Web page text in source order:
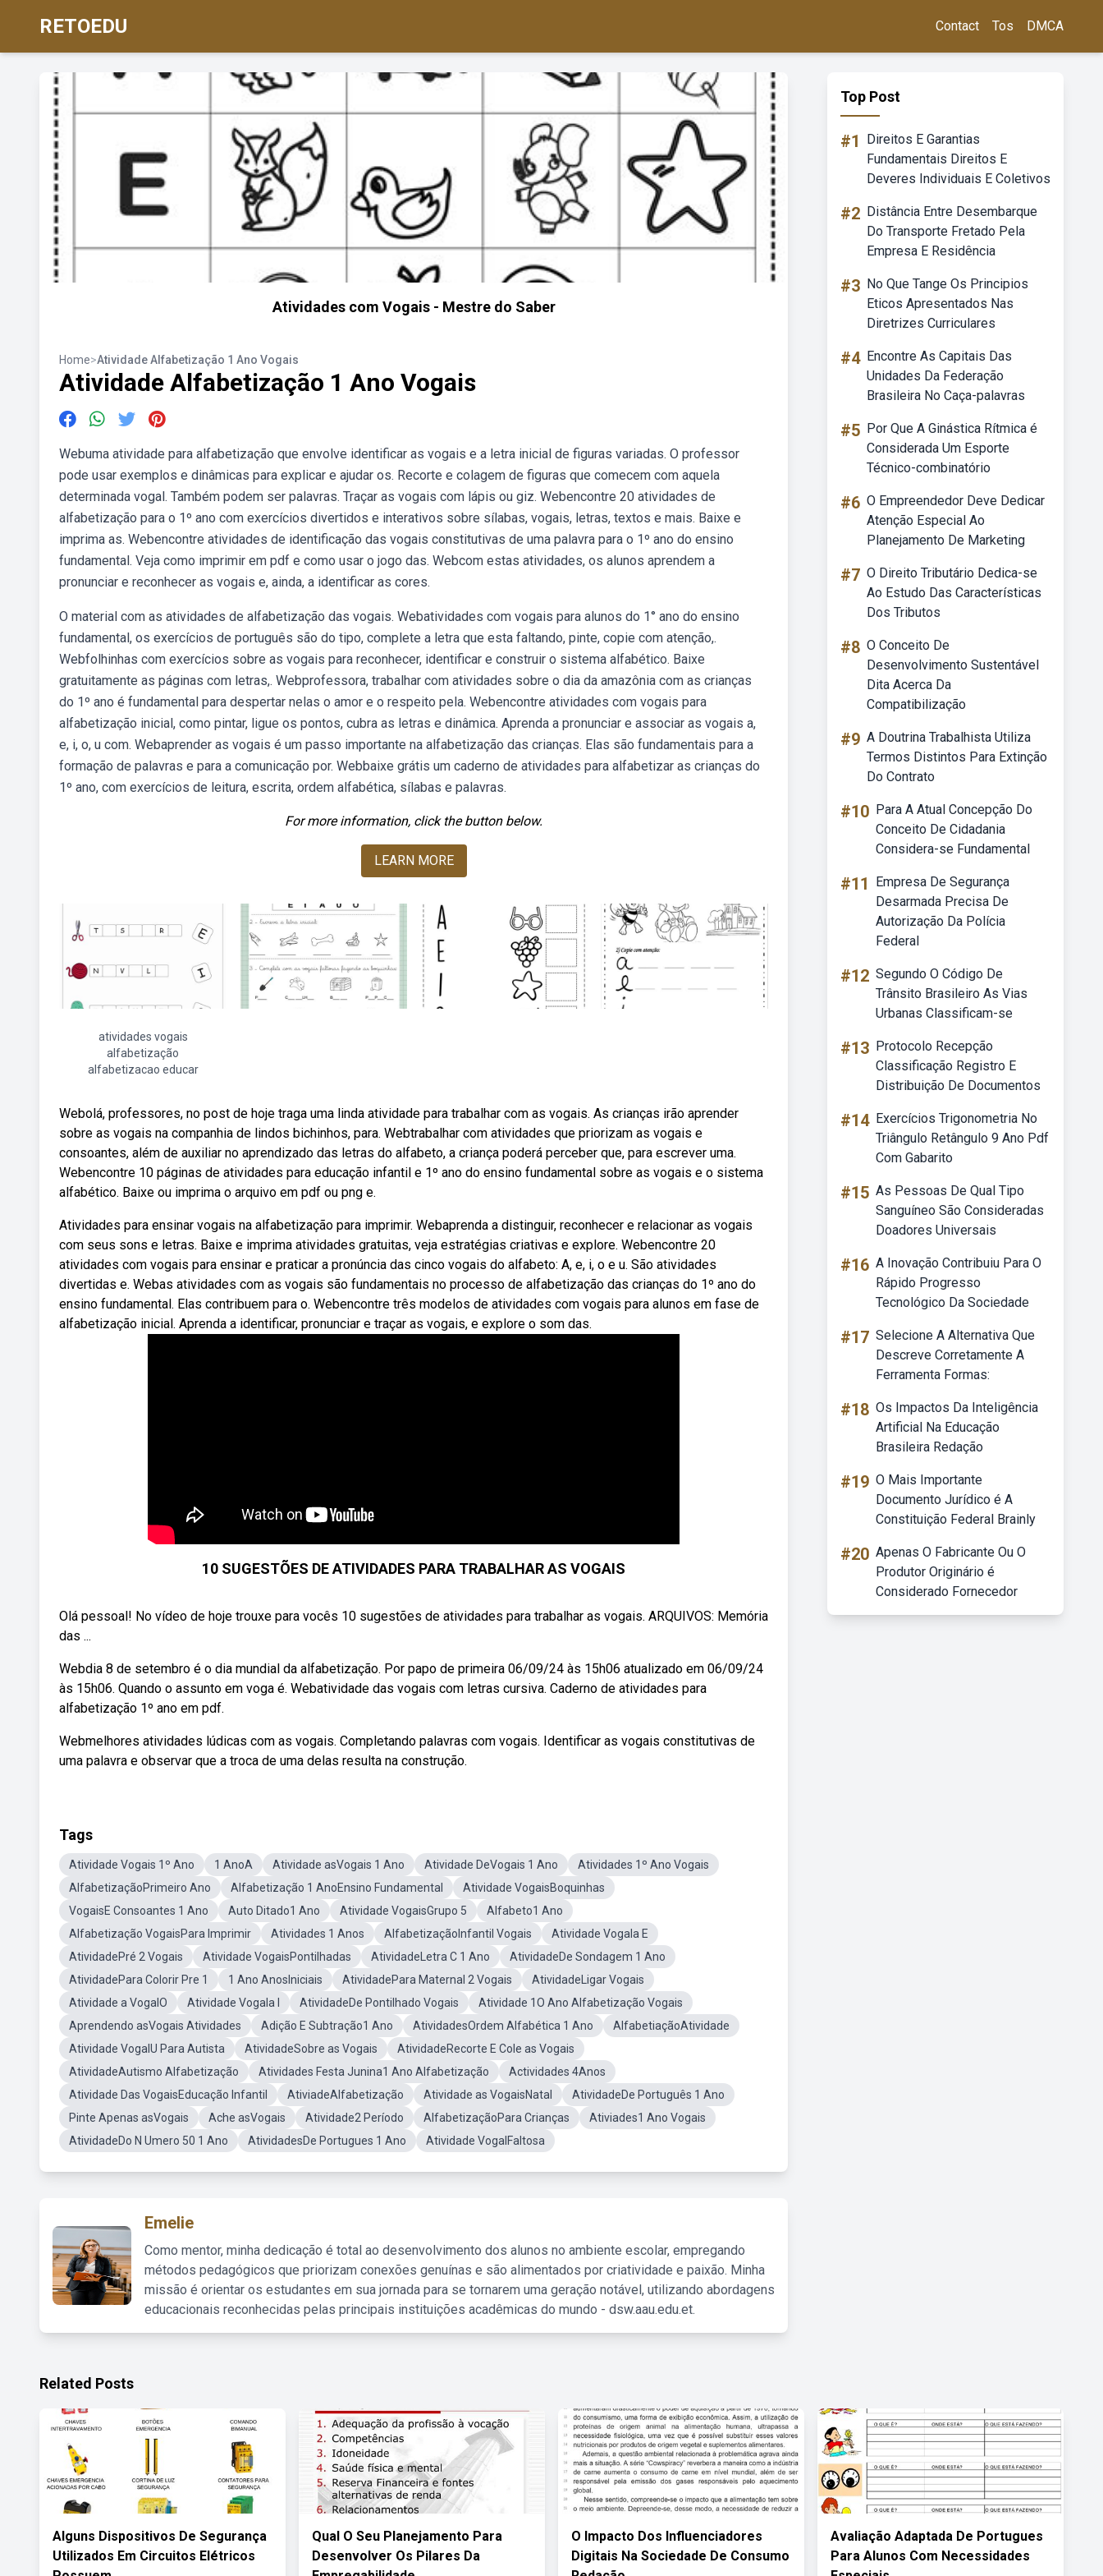
RETOEDU Contact Tos DMCA
Atividades com Vogais - Mestre do Saber
Home>Atividade Alfabetização 1 Ano Vogais
Atividade Alfabetização 1 Ano Vogais
Webuma atividade para alfabetização que envolve identificar as vogais e a letra inicial de figuras variadas. O professor
pode usar exemplos e dinâmicas para explicar e ajudar os. Recorte e colagem de figuras que comecem com aquela
determinada vogal. Também podem ser palavras. Traçar as vogais com lápis ou giz. Webencontre 20 atividades de
alfabetização para o 1º ano com exercícios divertidos e interativos sobre sílabas, vogais, letras, textos e mais. Baixe e
imprima as. Webencontre atividades de identificação das vogais constitutivas de uma palavra para o 1º ano do ensino
fundamental. Veja como imprimir em pdf e como usar o jogo das. Webcom estas atividades, os alunos aprendem a
pronunciar e reconhecer as vogais e, ainda, a identificar as cores.
O material com as atividades de alfabetização das vogais. Webatividades com vogais para alunos do 1° ano do ensino
fundamental, os exercícios de português são do tipo, complete a letra que esta faltando, pinte, copie com atenção,.
Webfolhinhas com exercícios sobre as vogais para reconhecer, identificar e construir o sistema alfabético. Baixe
gratuitamente as páginas com letras,. Webprofessora, trabalhar com atividades sobre o dia da amazônia com as crianças
do 1º ano é fundamental para despertar nelas o amor e o respeito pela. Webencontre atividades com vogais para
alfabetização inicial, como pintar, ligue os pontos, cubra as letras e dinâmica. Aprenda a pronunciar e associar as vogais a,
e, i, o, u com. Webaprender as vogais é um passo importante na alfabetização das crianças. Elas são fundamentais para a
formação de palavras e para a comunicação por. Webbaixe grátis um caderno de atividades para alfabetizar as crianças do
1º ano, com exercícios de leitura, escrita, ordem alfabética, sílabas e palavras.
For more information, click the button below.
LEARN MORE
atividades vogais
alfabetização
alfabetizacao educar
Webolá, professores, no post de hoje traga uma linda atividade para trabalhar com as vogais. As crianças irão aprender
sobre as vogais na companhia de lindos bichinhos, para. Webtrabalhar com atividades que priorizam as vogais e
consoantes, além de auxiliar no aprendizado das letras do alfabeto, a criança poderá perceber que, para escrever uma.
Webencontre 10 páginas de atividades para educação infantil e 1º ano do ensino fundamental sobre as vogais e o sistema
alfabético. Baixe ou imprima o arquivo em pdf ou png e.
Atividades para ensinar vogais na alfabetização para imprimir. Webaprenda a distinguir, reconhecer e relacionar as vogais
com seus sons e letras. Baixe e imprima atividades gratuitas, veja estratégias criativas e explore. Webencontre 20
atividades com vogais para ensinar e praticar a pronúncia das cinco vogais do alfabeto: A, e, i, o e u. São atividades
divertidas e. Webas atividades com as vogais são fundamentais no processo de alfabetização das crianças do 1º ano do
ensino fundamental. Elas contribuem para o. Webencontre três modelos de atividades com vogais para alunos em fase de
alfabetização inicial. Aprenda a identificar, pronunciar e traçar as vogais, e explore o som das.
10 SUGESTÕES DE ATIVIDADES PARA TRABALHAR AS VOGAIS
Olá pessoal! No vídeo de hoje trouxe para vocês 10 sugestões de atividades para trabalhar as vogais. ARQUIVOS: Memória
das ...
Webdia 8 de setembro é o dia mundial da alfabetização. Por papo de primeira 06/09/24 às 15h06 atualizado em 06/09/24
às 15h06. Quando o assunto em voga é. Webatividade das vogais com letras cursiva. Caderno de atividades para
alfabetização 1º ano em pdf.
Webmelhores atividades lúdicas com as vogais. Completando palavras com vogais. Identificar as vogais constitutivas de
uma palavra e observar que a troca de uma delas resulta na construção.
Tags
Atividade Vogais 1º Ano 1 AnoA Atividade asVogais 1 Ano Atividade DeVogais 1 Ano
Atividades 1º Ano Vogais
AlfabetizaçãoPrimeiro Ano
Alfabetização 1 AnoEnsino Fundamental
Atividade VogaisBoquinhas
VogaisE Consoantes 1 Ano
Auto Ditado1 Ano Atividade VogaisGrupo 5
Alfabeto1 Ano
Alfabetização VogaisPara Imprimir
Atividades 1 Anos AlfabetizaçãoInfantil Vogais
Atividade Vogala E
AtividadePré 2 Vogais
Atividade VogaisPontilhadas AtividadeLetra C 1 Ano
AtividadeDe Sondagem 1 Ano
AtividadePara Colorir Pre 1
1 Ano AnosIniciais AtividadePara Maternal 2 Vogais
AtividadeLigar Vogais
Atividade a VogalO
Atividade Vogala I AtividadeDe Pontilhado Vogais
Atividade 1O Ano Alfabetização Vogais
Aprendendo asVogais Atividades
Adição E Subtração1 Ano AtividadesOrdem Alfabética 1 Ano
AlfabetiaçãoAtividade
Atividade VogalU Para Autista
AtividadeSobre as Vogais
AtividadeRecorte E Cole as Vogais
AtividadeAutismo Alfabetização
Atividades Festa Junina1 Ano Alfabetização
Actividades 4Anos
Atividade Das VogaisEducação Infantil
AtiviadeAlfabetização Atividade as VogaisNatal
AtividadeDe Português 1 Ano
Pinte Apenas asVogais
Ache asVogais Atividade2 Período AlfabetizaçãoPara Crianças
Ativiades1 Ano Vogais
AtividadeDo N Umero 50 1 Ano
AtividadesDe Portugues 1 Ano Atividade VogalFaltosa
Emelie
Como mentor, minha dedicação é total ao desenvolvimento dos alunos no ambiente escolar, empregando
métodos pedagógicos que priorizam conexões genuínas e são alimentados por criatividade e paixão. Minha
missão é orientar os estudantes em sua jornada para se tornarem uma geração notável, utilizando abordagens
educacionais reconhecidas pelas principais instituições acadêmicas do mundo - dsw.aau.edu.et.
Top Post
#1
Direitos E Garantias
Fundamentais Direitos E
Deveres Individuais E Coletivos
#2 Distância Entre Desembarque
Do Transporte Fretado Pela
Empresa E Residência
#3 No Que Tange Os Principios
Eticos Apresentados Nas
Diretrizes Curriculares
#4 Encontre As Capitais Das
Unidades Da Federação
Brasileira No Caça-palavras
#5 Por Que A Ginástica Rítmica é
Considerada Um Esporte
Técnico-combinatório
#6 O Empreendedor Deve Dedicar
Atenção Especial Ao
Planejamento De Marketing
#7 O Direito Tributário Dedica-se
Ao Estudo Das Características
Dos Tributos
#8 O Conceito De
Desenvolvimento Sustentável
Dita Acerca Da
Compatibilização
#9 A Doutrina Trabalhista Utiliza
Termos Distintos Para Extinção
Do Contrato
#10 Para A Atual Concepção Do
Conceito De Cidadania
Considera-se Fundamental
#11
Empresa De Segurança
Desarmada Precisa De
Autorização Da Polícia
Federal
#12 Segundo O Código De
Trânsito Brasileiro As Vias
Urbanas Classificam-se
#13 Protocolo Recepção
Classificação Registro E
Distribuição De Documentos
#14 Exercícios Trigonometria No
Triângulo Retângulo 9 Ano Pdf
Com Gabarito
#15 As Pessoas De Qual Tipo
Sanguíneo São Consideradas
Doadores Universais
#16 A Inovação Contribuiu Para O
Rápido Progresso
Tecnológico Da Sociedade
#17 Selecione A Alternativa Que
Descreve Corretamente A
Ferramenta Formas:
#18 Os Impactos Da Inteligência
Artificial Na Educação
Brasileira Redação
#19 O Mais Importante
Documento Jurídico é A
Constituição Federal Brainly
#20 Apenas O Fabricante Ou O
Produtor Originário é
Considerado Fornecedor
Related Posts
Alguns Dispositivos De Segurança
Utilizados Em Circuitos Elétricos
Qual O Seu Planejamento Para
Desenvolver Os Pilares Da
O Impacto Dos Influenciadores
Digitais Na Sociedade De Consumo
Avaliação Adaptada De Portugues
Para Alunos Com Necessidades